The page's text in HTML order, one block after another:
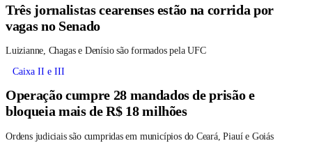
Três jornalistas cearenses estão na corrida por
vagas no Senado
Luizianne, Chagas e Denísio são formados pela UFC
Caixa II e III
Operação cumpre 28 mandados de prisão e
bloqueia mais de R$ 18 milhões
Ordens judiciais são cumpridas em municípios do Ceará, Piauí e Goiás